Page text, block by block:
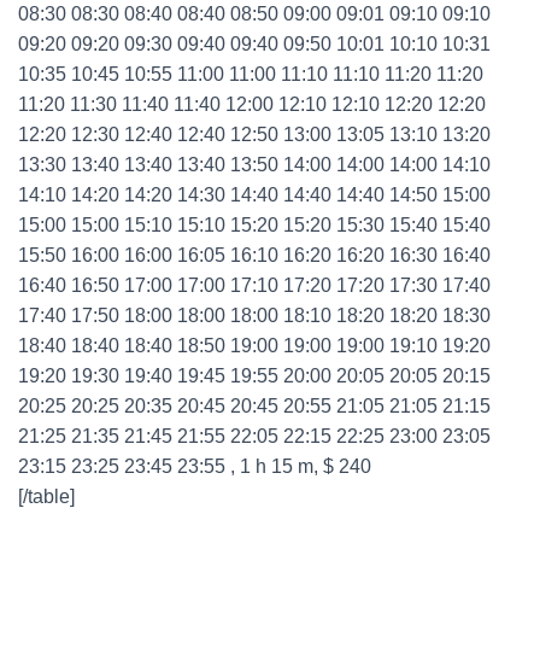
08:30 08:30 08:40 08:40 08:50 09:00 09:01 09:10 09:10
09:20 09:20 09:30 09:40 09:40 09:50 10:01 10:10 10:31
10:35 10:45 10:55 11:00 11:00 11:10 11:10 11:20 11:20
11:20 11:30 11:40 11:40 12:00 12:10 12:10 12:20 12:20
12:20 12:30 12:40 12:40 12:50 13:00 13:05 13:10 13:20
13:30 13:40 13:40 13:40 13:50 14:00 14:00 14:00 14:10
14:10 14:20 14:20 14:30 14:40 14:40 14:40 14:50 15:00
15:00 15:00 15:10 15:10 15:20 15:20 15:30 15:40 15:40
15:50 16:00 16:00 16:05 16:10 16:20 16:20 16:30 16:40
16:40 16:50 17:00 17:00 17:10 17:20 17:20 17:30 17:40
17:40 17:50 18:00 18:00 18:00 18:10 18:20 18:20 18:30
18:40 18:40 18:40 18:50 19:00 19:00 19:00 19:10 19:20
19:20 19:30 19:40 19:45 19:55 20:00 20:05 20:05 20:15
20:25 20:25 20:35 20:45 20:45 20:55 21:05 21:05 21:15
21:25 21:35 21:45 21:55 22:05 22:15 22:25 23:00 23:05
23:15 23:25 23:45 23:55 , 1 h 15 m, $ 240
[/table]